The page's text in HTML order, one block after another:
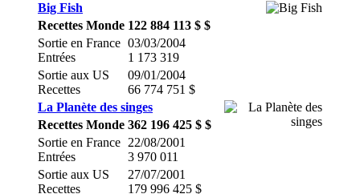
Big Fish
Recettes Monde 122 884 113 $ $
Sortie en France
Entrées
03/03/2004
1 173 319
Sortie aux US
Recettes
09/01/2004
66 774 751 $
La Planète des singes
Recettes Monde 362 196 425 $ $
Sortie en France
Entrées
22/08/2001
3 970 011
Sortie aux US
Recettes
27/07/2001
179 996 425 $